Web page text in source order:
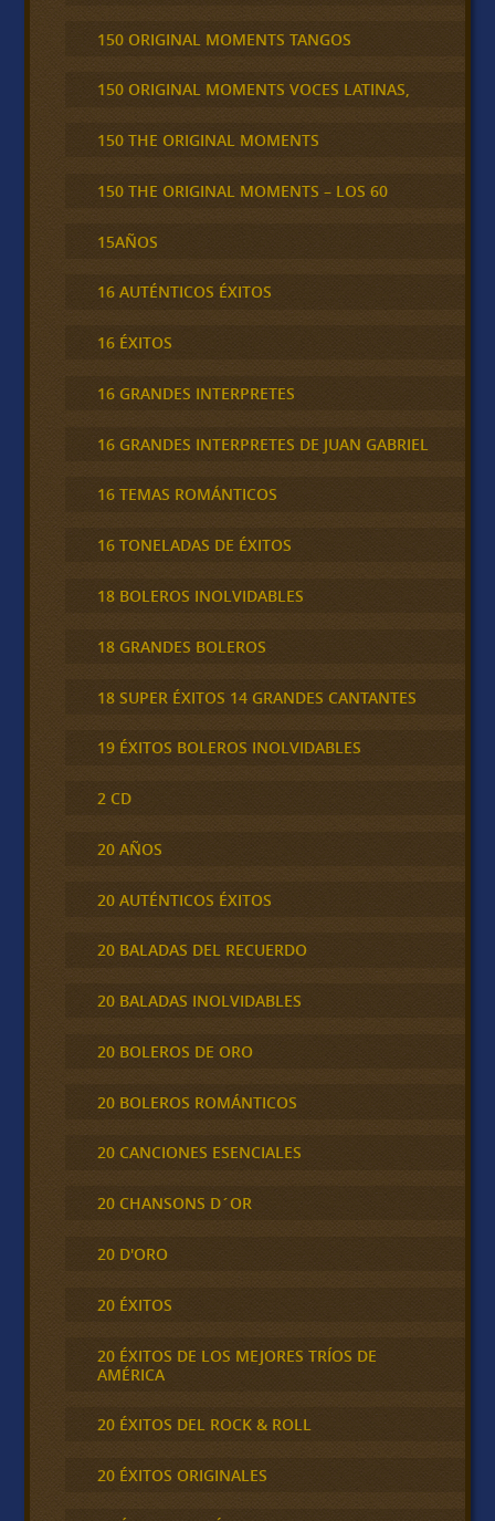
150 ORIGINAL MOMENTS TANGOS
150 ORIGINAL MOMENTS VOCES LATINAS,
150 THE ORIGINAL MOMENTS
150 THE ORIGINAL MOMENTS – LOS 60
15AÑOS
16 AUTÉNTICOS ÉXITOS
16 ÉXITOS
16 GRANDES INTERPRETES
16 GRANDES INTERPRETES DE JUAN GABRIEL
16 TEMAS ROMÁNTICOS
16 TONELADAS DE ÉXITOS
18 BOLEROS INOLVIDABLES
18 GRANDES BOLEROS
18 SUPER ÉXITOS 14 GRANDES CANTANTES
19 ÉXITOS BOLEROS INOLVIDABLES
2 CD
20 AÑOS
20 AUTÉNTICOS ÉXITOS
20 BALADAS DEL RECUERDO
20 BALADAS INOLVIDABLES
20 BOLEROS DE ORO
20 BOLEROS ROMÁNTICOS
20 CANCIONES ESENCIALES
20 CHANSONS D´OR
20 D'ORO
20 ÉXITOS
20 ÉXITOS DE LOS MEJORES TRÍOS DE
AMÉRICA
20 ÉXITOS DEL ROCK & ROLL
20 ÉXITOS ORIGINALES